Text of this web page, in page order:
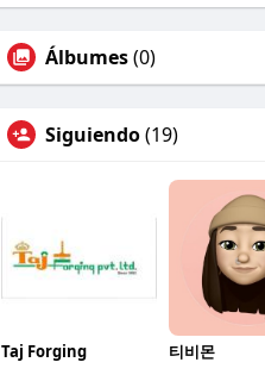
Álbumes(0)
Siguiendo(19)
Taj Forging 티비몬